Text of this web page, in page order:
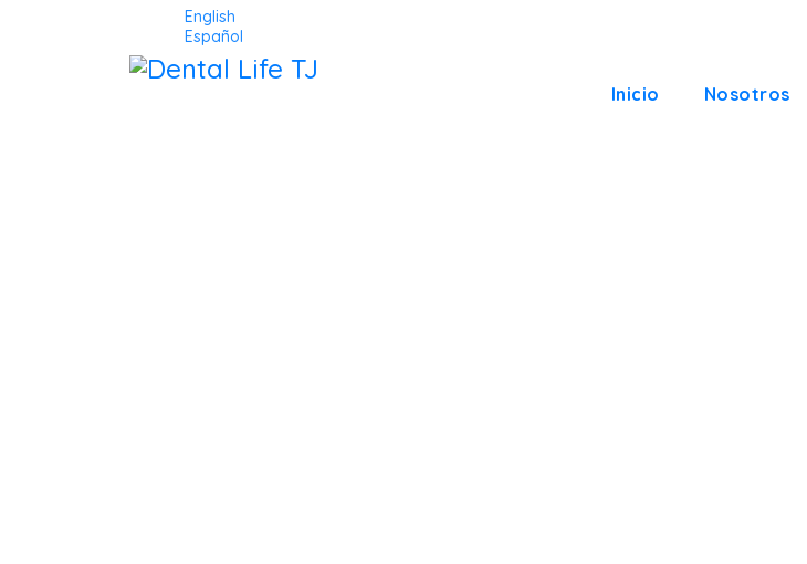
English
Español
Inicio Nosotros